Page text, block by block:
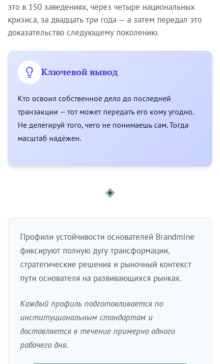
это в 150 заведениях, через четыре национальных
кризиса, за двадцать три года — а затем передал это
доказательство следующему поколению.
Ключевой вывод
Кто освоил собственное дело до последней
транзакции — тот может передать его кому угодно.
Не делегируй того, чего не понимаешь сам. Тогда
масштаб надёжен.
◈
Профили устойчивости основателей Brandmine
фиксируют полную дугу трансформации,
стратегические решения и рыночный контекст
пути основателя на развивающихся рынках.
Каждый профиль подготавливается по
институциональным стандартам и
доставляется в течение примерно одного
рабочего дня.